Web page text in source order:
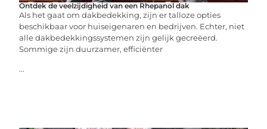
Ontdek de veelzijdigheid van een Rhepanol dak
Als het gaat om dakbedekking, zijn er talloze opties
beschikbaar voor huiseigenaren en bedrijven. Echter, niet
alle dakbedekkingssystemen zijn gelijk gecreëerd.
Sommige zijn duurzamer, efficiënter
...